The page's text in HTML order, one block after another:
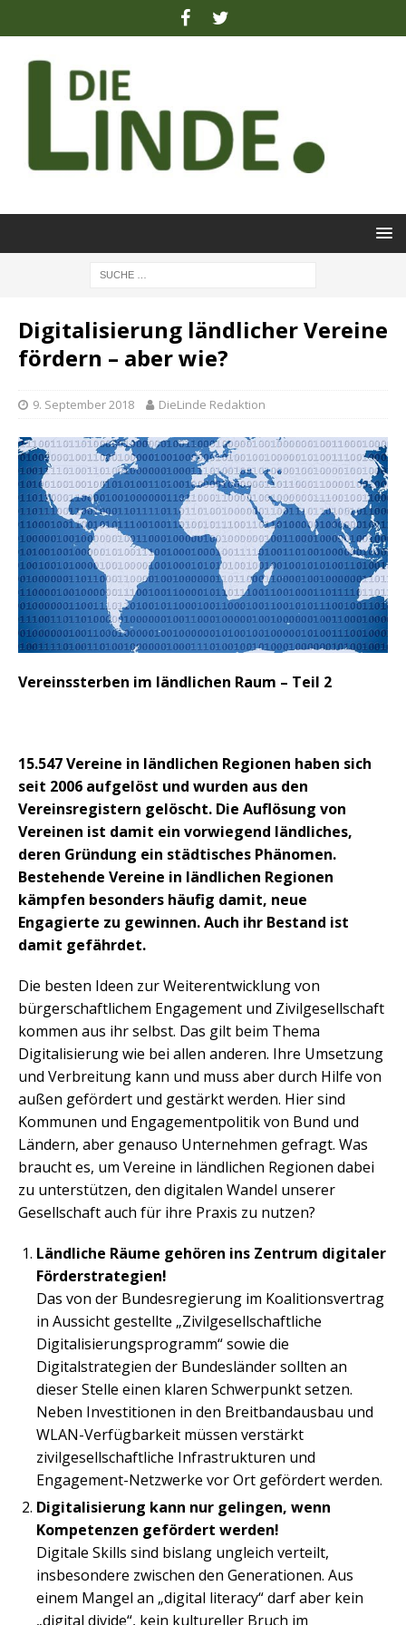
Digitalisierung ländlicher Vereine
fördern – aber wie?
9. September 2018 DieLinde Redaktion
Vereinssterben im ländlichen Raum – Teil 2
15.547 Vereine in ländlichen Regionen haben sich
seit 2006 aufgelöst und wurden aus den
Vereinsregistern gelöscht. Die Auflösung von
Vereinen ist damit ein vorwiegend ländliches,
deren Gründung ein städtisches Phänomen.
Bestehende Vereine in ländlichen Regionen
kämpfen besonders häufig damit, neue
Engagierte zu gewinnen. Auch ihr Bestand ist
damit gefährdet.
Die besten Ideen zur Weiterentwicklung von
bürgerschaftlichem Engagement und Zivilgesellschaft
kommen aus ihr selbst. Das gilt beim Thema
Digitalisierung wie bei allen anderen. Ihre Umsetzung
und Verbreitung kann und muss aber durch Hilfe von
außen gefördert und gestärkt werden. Hier sind
Kommunen und Engagementpolitik von Bund und
Ländern, aber genauso Unternehmen gefragt. Was
braucht es, um Vereine in ländlichen Regionen dabei
zu unterstützen, den digitalen Wandel unserer
Gesellschaft auch für ihre Praxis zu nutzen?
Ländliche Räume gehören ins Zentrum digitaler
Förderstrategien!
Das von der Bundesregierung im Koalitionsvertrag
in Aussicht gestellte „Zivilgesellschaftliche
Digitalisierungsprogramm“ sowie die
Digitalstrategien der Bundesländer sollten an
dieser Stelle einen klaren Schwerpunkt setzen.
Neben Investitionen in den Breitbandausbau und
WLAN-Verfügbarkeit müssen verstärkt
zivilgesellschaftliche Infrastrukturen und
Engagement-Netzwerke vor Ort gefördert werden.
Digitalisierung kann nur gelingen, wenn
Kompetenzen gefördert werden!
Digitale Skills sind bislang ungleich verteilt,
insbesondere zwischen den Generationen. Aus
einem Mangel an „digital literacy“ darf aber kein
„digital divide“, kein kultureller Bruch im